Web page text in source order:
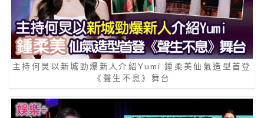
主持何炅以新城勁爆新人介紹Yumi 鍾柔美仙氣造型首登
《聲生不息》舞台